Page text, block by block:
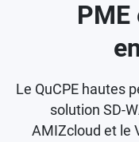
Le QuCPE hautes
solution SD-
AMIZcloud et le